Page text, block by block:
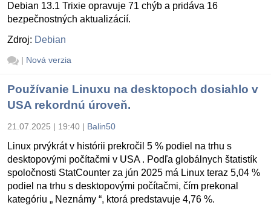
Debian 13.1 Trixie opravuje 71 chýb a pridáva 16
bezpečnostných aktualizácií.
Zdroj: Debian
| Nová verzia
Používanie Linuxu na desktopoch dosiahlo v
USA rekordnú úroveň.
21.07.2025 | 19:40 | Balin50
Linux prvýkrát v histórii prekročil 5 % podiel na trhu s
desktopovými počítačmi v USA . Podľa globálnych štatistík
spoločnosti StatCounter za jún 2025 má Linux teraz 5,04 %
podiel na trhu s desktopovými počítačmi, čím prekonal
kategóriu „ Neznámy “, ktorá predstavuje 4,76 %.